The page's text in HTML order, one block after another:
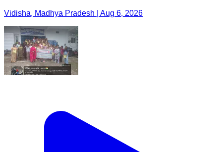
Vidisha, Madhya Pradesh | Aug 6, 2026